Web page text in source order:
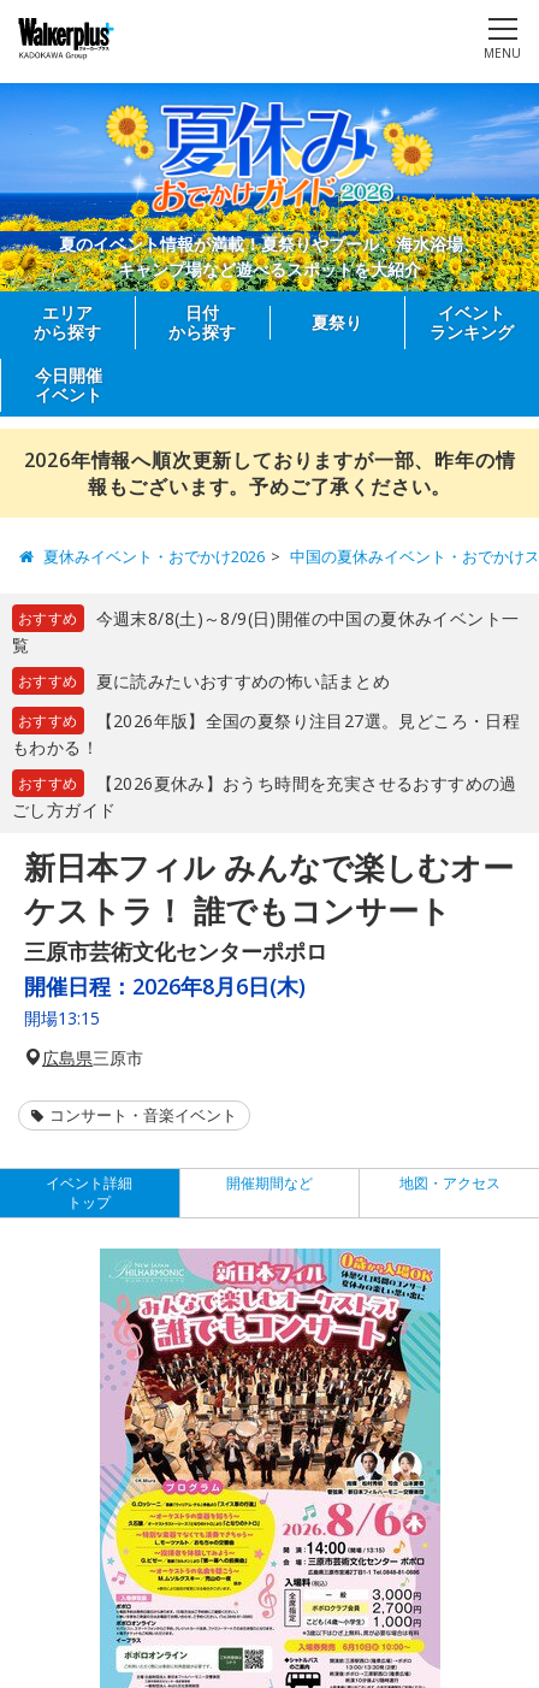
MENU
夏のイベント情報が満載！夏祭りやプール、海水浴場、
キャンプ場など遊べるスポットを大紹介
エリア
から探す
日付
から探す
夏祭り
イベント
ランキング
今日開催
イベント
2026年情報へ順次更新しておりますが一部、昨年の情
報もございます。予めご了承ください。
夏休みイベント・おでかけ2026 中国の夏休みイベント・おでかけ
おすすめ
今週末8/8(土)～8/9(日)開催の中国の夏休みイベント一
覧
おすすめ 夏に読みたいおすすめの怖い話まとめ
おすすめ
【2026年版】全国の夏祭り注目27選。見どころ・日程
もわかる！
おすすめ
【2026夏休み】おうち時間を充実させるおすすめの過
ごし方ガイド
新日本フィル みんなで楽しむオー
ケストラ！ 誰でもコンサート
三原市芸術文化センターポポロ
開催日程： 2026年8月6日(木)
開場13:15
広島県三原市
コンサート・音楽イベント
イベント詳細
トップ
開催期間など 地図・アクセス